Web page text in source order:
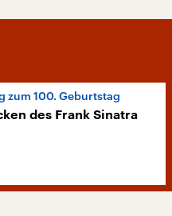
zum 100. Geburtstag
des Frank Sinatra